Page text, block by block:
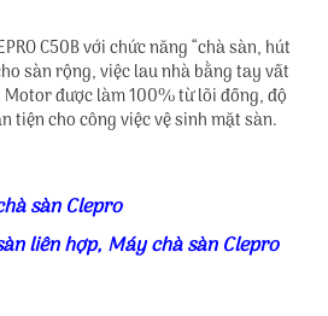
C50B với chức năng “chà sàn, hút
sàn rộng, việc lau nhà bằng tay vất
được làm 100% từ lõi đồng, độ
tiện cho công việc vệ sinh mặt sàn.
sàn Clepro
liên hợp, Máy chà sàn Clepro